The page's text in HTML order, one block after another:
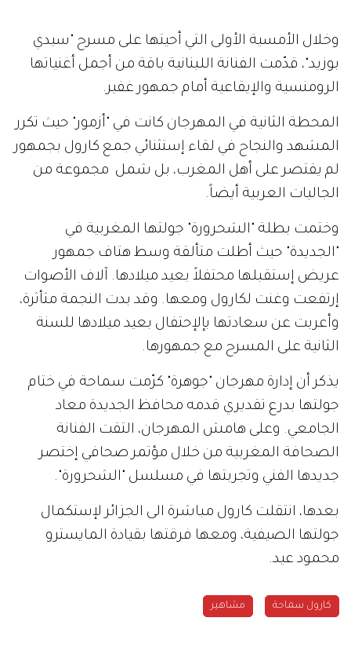
وخلال الأمسية الأولى التي أحيتها على مسرح "سيدي
بوزيد"، قدّمت الفنانة اللبنانية باقة من أجمل أغنياتها
الرومنسية والإيقاعية أمام جمهور غفير.
المحطة الثانية في المهرجان كانت في "أزمور" حيث تكرر
المشهد والنجاح في لقاء إستثنائي جمع كارول بجمهور
لم يقتصر على أهل المغرب، بل شمل مجموعة من
الجاليات العربية أيضاً.
وختمت بطلة "الشحرورة" جولتها المغربية في
"الجديدة" حيث أطلت متألقة وسط هتاف جمهور
عريض إستقبلها محتفلاً بعيد ميلادها. آلاف الأصوات
إرتفعت وغنت لكارول ومعها. وقد بدت النجمة مثأثرة،
وأعربت عن سعادتها بإلإحتفال بعيد ميلادها للسنة
الثانية على المسرح مع جمهورها.
يذكر أن إدارة مهرجان "جوهرة" كرّمت سماحة في ختام
جولتها بدرع تقديري قدمه محافظ الجديدة معاد
الجامعي. وعلى هامش المهرجان، التقت الفنانة
الصحافة المغربية من خلال مؤتمر صحافي إختصر
جديدها الفني وتجربتها في مسلسل "الشحرورة".
بعدها، انتقلت كارول مباشرة الى الجزائر لإستكمال
جولتها الصيفية، ومعها فرقتها بقيادة المايسترو
محمود عيد.
كارول سماحة مشاهير